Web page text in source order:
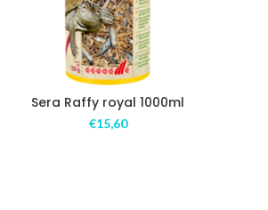
Sera Raffy royal 1000ml
€15,60